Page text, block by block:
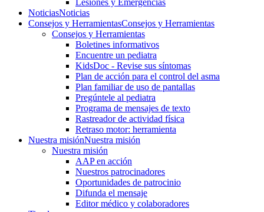
Lesiones y Emergencias
NoticiasNoticias
Consejos y HerramientasConsejos y Herramientas
Consejos y Herramientas
Boletines informativos
Encuentre un pediatra
KidsDoc - Revise sus síntomas
Plan de acción para el control del asma
Plan familiar de uso de pantallas
Pregúntele al pediatra
Programa de mensajes de texto
Rastre​​ador de activida​d física
Retraso motor: herramienta
Nuestra misiónNuestra misión
Nuestra misión
AAP en acción
Nuestros patrocinadores
Oportunidades de patrocinio
Difunda el mensaje
Editor médico y colaboradores